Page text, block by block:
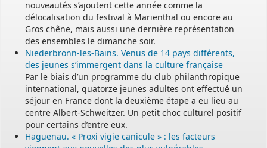
nouveautés s’ajoutent cette année comme la
délocalisation du festival à Marienthal ou encore au
Gros chêne, mais aussi une dernière représentation
des ensembles le dimanche soir.
Niederbronn-les-Bains. Venus de 14 pays différents,
des jeunes s’immergent dans la culture française
Par le biais d’un programme du club philanthropique
international, quatorze jeunes adultes ont effectué un
séjour en France dont la deuxième étape a eu lieu au
centre Albert-Schweitzer. Un petit choc culturel positif
pour certains d’entre eux.
Haguenau. « Proxi vigie canicule » : les facteurs